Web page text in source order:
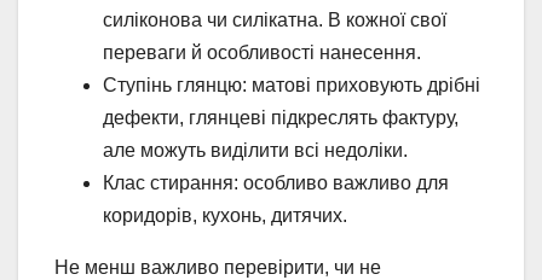
силіконова чи силікатна. В кожної свої
переваги й особливості нанесення.
Ступінь глянцю: матові приховують дрібні
дефекти, глянцеві підкреслять фактуру,
але можуть виділити всі недоліки.
Клас стирання: особливо важливо для
коридорів, кухонь, дитячих.
Не менш важливо перевірити, чи не